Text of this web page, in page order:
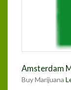
Amsterdam
Buy Marijuana